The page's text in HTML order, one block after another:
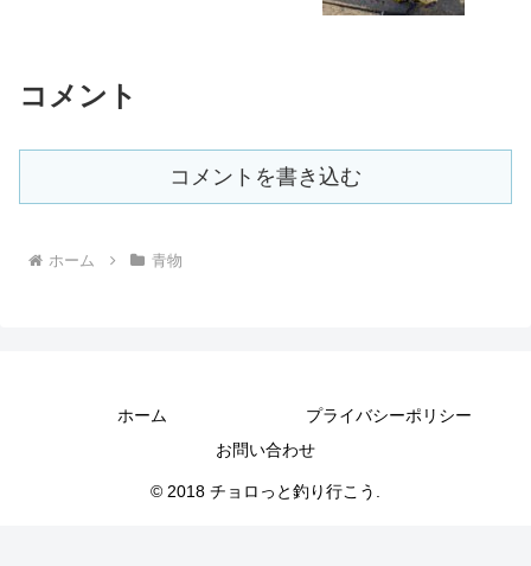
コメント
コメントを書き込む
ホーム 青物
ホーム
プライバシーポリシー
お問い合わせ
© 2018 チョロっと釣り行こう.